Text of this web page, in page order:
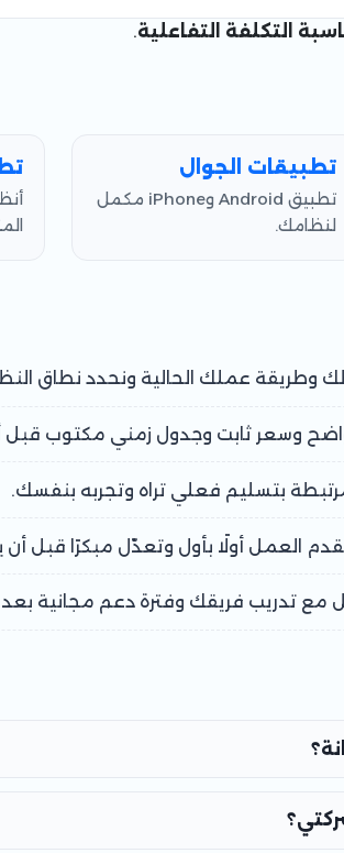
التكلفة التفاعلية.
تطبيقات الجوال
تطبيق Android وiPhone مكمل
لنظامك.
وطريقة عملك الحالية ونحدد نطاق
وسعر ثابت وجدول زمني مكتوب
بتسليم فعلي تراه وتجربه بنفسك.
العمل أولًا بأول وتعدّل مبكرًا قبل أن
مع تدريب فريقك وفترة دعم مجانية